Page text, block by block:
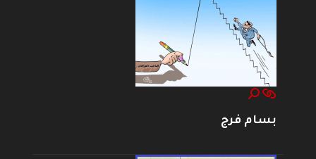
بسام فرج